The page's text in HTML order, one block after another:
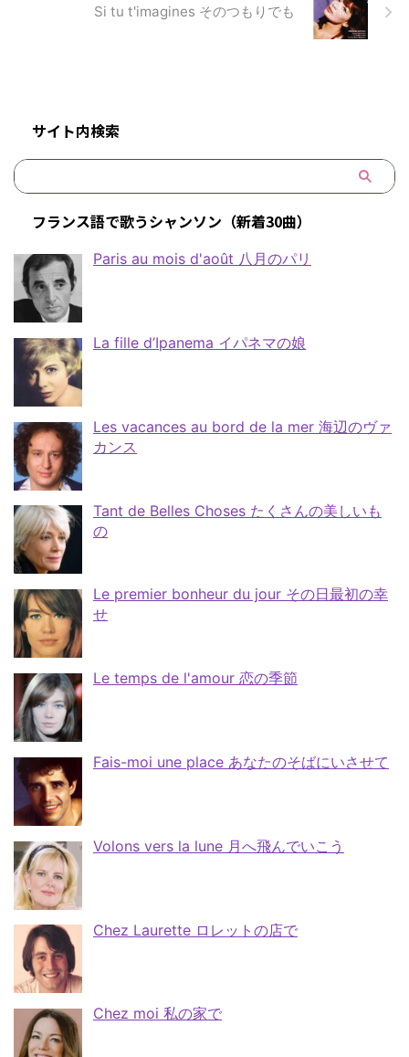
Si tu t'imagines そのつもりでも
サイト内検索
フランス語で歌うシャンソン（新着30曲）
Paris au mois d'août 八月のパリ
La fille d’Ipanema イパネマの娘
Les vacances au bord de la mer 海辺のヴァ
カンス
Tant de Belles Choses たくさんの美しいも
の
Le premier bonheur du jour その日最初の幸
せ
Le temps de l'amour 恋の季節
Fais-moi une place あなたのそばにいさせて
Volons vers la lune 月へ飛んでいこう
Chez Laurette ロレットの店で
Chez moi 私の家で